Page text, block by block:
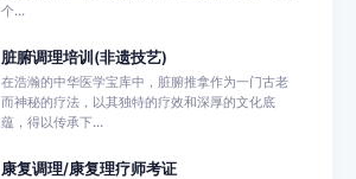
个...
脏腑调理培训(非遗技艺)
在浩瀚的中华医学宝库中，脏腑推拿作为一门古老
而神秘的疗法，以其独特的疗效和深厚的文化底
蕴，得以传承下...
康复调理/康复理疗师考证